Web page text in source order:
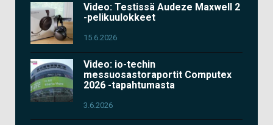
Video: Testissä Audeze Maxwell 2
-pelikuulokkeet
15.6.2026
Video: io-techin
messuosastoraportit Computex
2026 -tapahtumasta
3.6.2026